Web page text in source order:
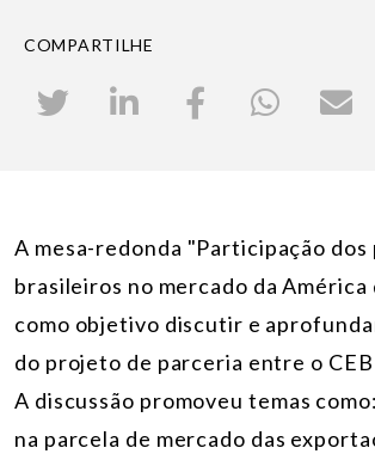
COMPARTILHE
A mesa-redonda "Participação
brasileiros no mercado da América
como objetivo discutir e
do projeto de parceria entre o
A discussão promoveu temas
na parcela de mercado das